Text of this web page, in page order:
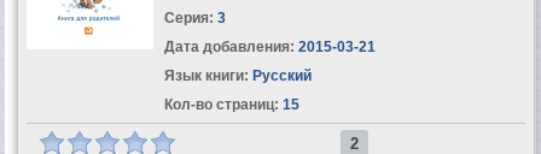
Серия: 3
Дата добавления: 2015-03-21
Язык книги: Русский
Кол-во страниц: 15
2